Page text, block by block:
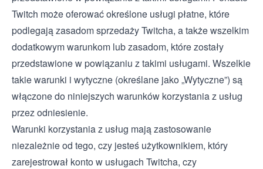
Twitch może oferować określone usługi płatne, które
podlegajązasadom sprzedaży Twitcha, a także wszelkim
dodatkowym warunkom lub zasadom, które zostały
przedstawione w powiązaniu z takimi usługami. Wszelkie
takie warunki i wytyczne (określane jako „Wytyczne”) są
włączone do niniejszych warunków korzystania z usług
przez odniesienie.
Warunki korzystania z usług mają zastosowanie
niezależnie od tego, czy jesteś użytkownikiem, który
zarejestrował konto w usługach Twitcha, czy